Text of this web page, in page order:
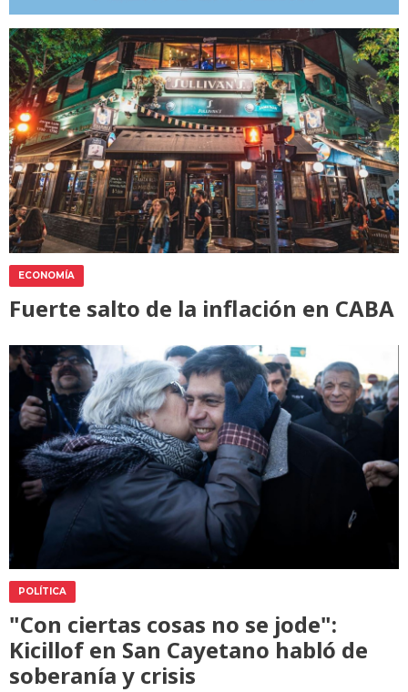
ECONOMÍA
Fuerte salto de la inflación en CABA
POLÍTICA
"Con ciertas cosas no se jode":
Kicillof en San Cayetano habló de
soberanía y crisis